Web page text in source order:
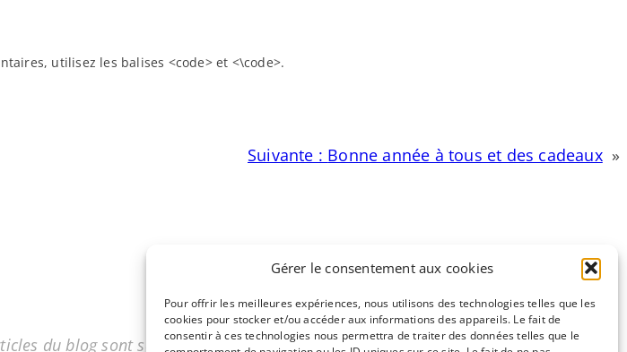
Gérer le consentement aux cookies
Pour offrir les meilleures expériences, nous utilisons des technologies telles que les
cookies pour stocker et/ou accéder aux informations des appareils. Le fait de
consentir à ces technologies nous permettra de traiter des données telles que le
utilisez les balises <code> et <\code>.
Suivante : Bonne année à tous et des cadeaux »
du blog sont sous licenceCC-BY-NC